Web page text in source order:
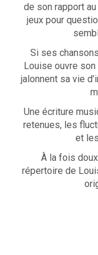
de son rapport
jeux pour
Si ses
Louise ouvre son
jalonnent sa vie
Une écriture
retenues, les
et
À la fois
répertoire de